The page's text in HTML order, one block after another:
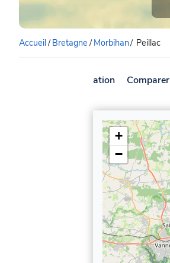
Accueil/ Bretagne/ Morbihan/ Peillac
Présentation Comparer
+
−